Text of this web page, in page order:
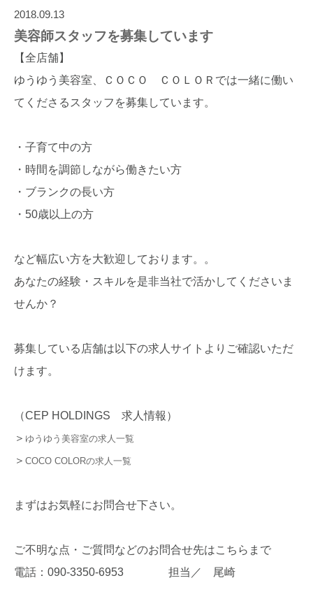
2018.09.13
美容師スタッフを募集しています
【全店舗】
ゆうゆう美容室、ＣＯＣＯ ＣＯＬＯＲでは一緒に働い
てくださるスタッフを募集しています。
・子育て中の方
・時間を調節しながら働きたい方
・ブランクの長い方
・50歳以上の方
など幅広い方を大歓迎しております。。
あなたの経験・スキルを是非当社で活かしてくださいま
せんか？
募集している店舗は以下の求人サイトよりご確認いただ
けます。
（CEP HOLDINGS 求人情報）
＞ ゆうゆう美容室の求人一覧
＞ COCO COLORの求人一覧
まずはお気軽にお問合せ下さい。
ご不明な点・ご質問などのお問合せ先はこちらまで
電話：090-3350-6953 担当／ 尾崎